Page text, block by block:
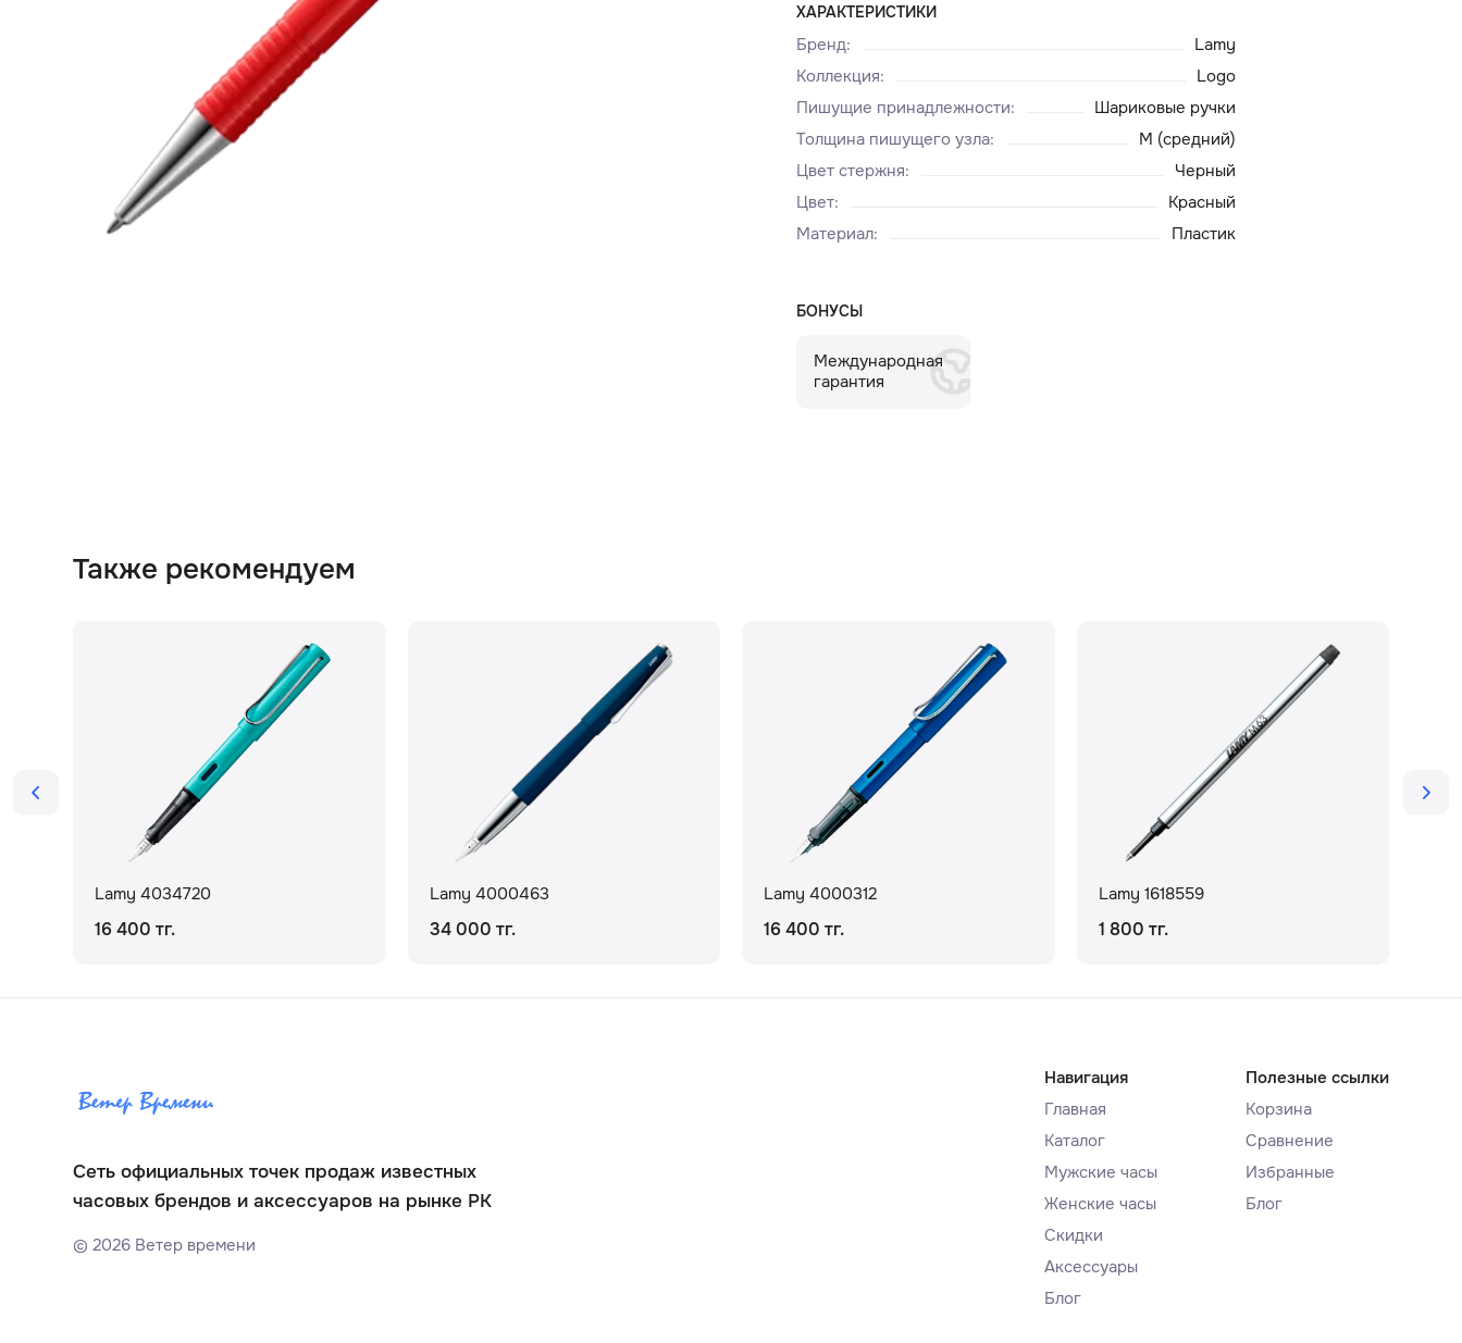
ХАРАКТЕРИСТИКИ
Бренд:
Lamy
Коллекция:
Logo
Пишущие принадлежности:
Шариковые ручки
Толщина пишущего узла:
M (средний)
Цвет стержня:
Черный
Цвет:
Красный
Материал: Пластик
БОНУСЫ
Международная
гарантия
Также рекомендуем
Lamy 4034720
16 400 тг.
Lamy 4000463
34 000 тг.
Lamy 4000312
16 400 тг.
Lamy 1618559
1 800 тг.
Сеть официальных точек продаж известных
часовых брендов и аксессуаров на рынке РК
©2026 Ветер времени
Навигация
Главная
Каталог
Мужские часы
Женские часы
Скидки
Аксессуары
Блог
Полезные ссылки
Корзина
Сравнение
Избранные
Блог
Доставка и оплата